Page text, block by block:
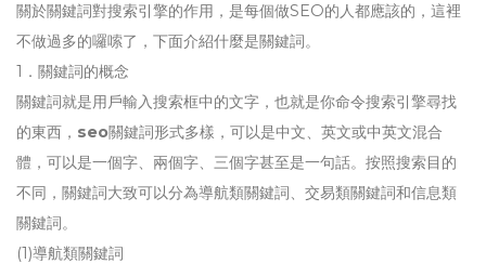
關於關鍵詞對搜索引擎的作用，是每個做SEO的人都應該的，這裡
不做過多的囉嗦了，下面介紹什麼是關鍵詞。
1．關鍵詞的概念
關鍵詞就是用戶輸入搜索框中的文字，也就是你命令搜索引擎尋找
的東西， seo關鍵詞形式多樣，可以是中文、英文或中英文混合
體，可以是一個字、兩個字、三個字甚至是一句話。按照搜索目的
不同，關鍵詞大致可以分為導航類關鍵詞、交易類關鍵詞和信息類
關鍵詞。
(1)導航類關鍵詞